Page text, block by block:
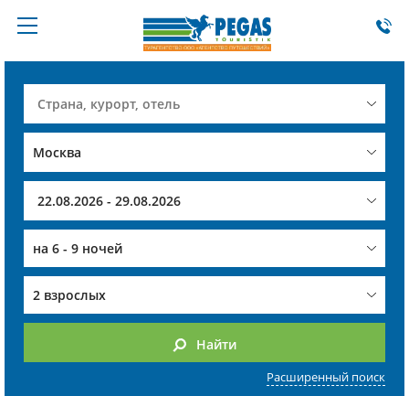
на 6 - 9 ночей
2 взрослых
Найти
Расширенный поиск